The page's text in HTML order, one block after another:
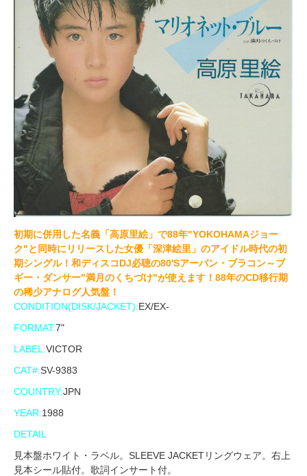
初期に併用した名義「高原里絵」で88年"YOKOHAMAジョー
ク"と同時にリリースした女優「深津絵里」のアイドル時代の初
期シングル！和ディスコDJ必聴の80'Sアーバン・ブラコン～ブ
ギー・ダンサー"満月のくちづけ"が使えます！88年のCD移行期
の稀少アナログ人気盤！
CONDITION(DISK/JACKET):EX/EX-
FORMAT:7"
LABEL:VICTOR
CAT#:SV-9383
COUNTRY:JPN
YEAR:1988
DETAIL
見本盤ホワイト・ラベル。SLEEVE JACKETリングウェア。右上
見本シール貼付。歌詞インサート付。